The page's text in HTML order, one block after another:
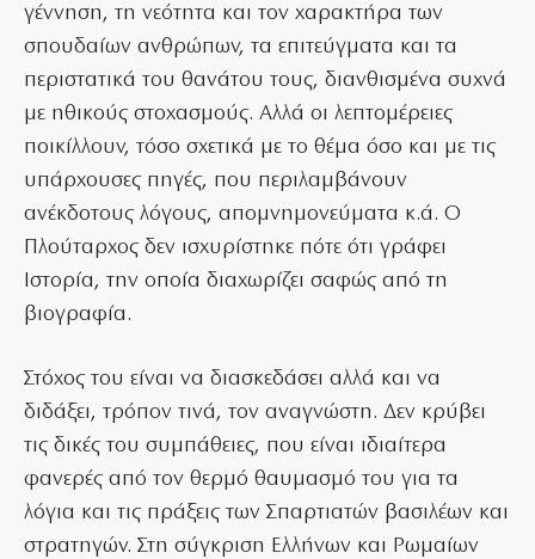
γέννηση, τη νεότητα και τον χαρακτήρα των
σπουδαίων ανθρώπων, τα επιτεύγματα και τα
περιστατικά του θανάτου τους, διανθισμένα συχνά
με ηθικούς στοχασμούς. Αλλά οι λεπτομέρειες
ποικίλλουν, τόσο σχετικά με το θέμα όσο και με τις
υπάρχουσες πηγές, που περιλαμβάνουν
ανέκδοτους λόγους, απομνημονεύματα κ.ά. Ο
Πλούταρχος δεν ισχυρίστηκε πότε ότι γράφει
Ιστορία, την οποία διαχωρίζει σαφώς από τη
βιογραφία.
Στόχος του είναι να διασκεδάσει αλλά και να
διδάξει, τρόπον τινά, τον αναγνώστη. Δεν κρύβει
τις δικές του συμπάθειες, που είναι ιδιαίτερα
φανερές από τον θερμό θαυμασμό του για τα
λόγια και τις πράξεις των Σπαρτιατών βασιλέων και
στρατηγών. Στη σύγκριση Ελλήνων και Ρωμαίων